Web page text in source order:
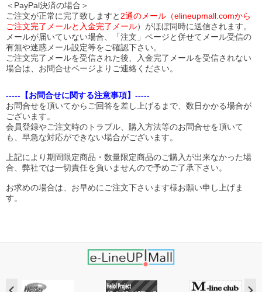
＜PayPal決済の場合＞
ご注文が正常に完了致しますと 2通のメール（elineupmall.comから
ご注文完了メールと入金完了メール）がほぼ同時に送信されます。
メールが届いていない場合、「注文」ページと併せてメール受信の
有無や迷惑メール設定等をご確認下さい。
ご注文完了メールを受信された後、入金完了メールを受信されない
場合は、お問合せページよりご連絡ください。
-----【お問合せに関する注意事項】-----
お問合せを頂いてからご回答を差し上げるまで、数日かかる場合が
ございます。
会員登録やご注文時のトラブル、購入方法等のお問合せを頂いて
も、早急な対応ができない場合がございます。
上記により期間限定商品・数量限定商品のご購入が出来なかった場
合、弊社では一切責任を負いませんので予めご了承下さい。
お求めの場合は、お早めにご注文下さいます様お願い申し上げま
す。